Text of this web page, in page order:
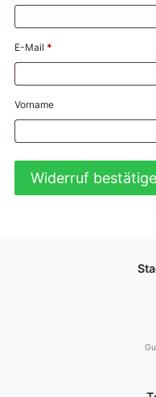
E-Mail *
E-
Mail
(wiederholen)*
Vorname
Widerruf